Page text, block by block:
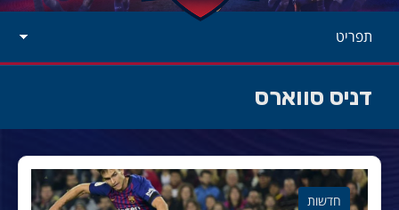
תפריט
דניס סווארס
חדשות